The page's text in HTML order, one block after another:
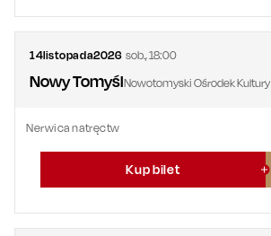
14listopada2026 sob.,18:00
Nowy TomyślNowotomyski Ośrodek Kultury
Nerwica natręctw
Kup bilet